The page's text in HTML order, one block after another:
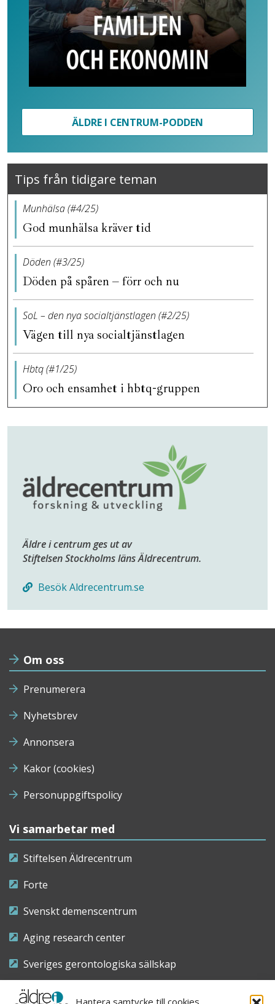
Hantera samtycke till cookies
ÄLDRE I CENTRUM-PODDEN
Tips från tidigare teman
Munhälsa (#4/25)
God munhälsa kräver tid
Döden (#3/25)
Döden på spåren – förr och nu
SoL – den nya socialtjänstlagen (#2/25)
Vägen till nya socialtjänstlagen
Hbtq (#1/25)
Oro och ensamhet i hbtq-gruppen
Äldre i centrum ges ut av
Stiftelsen Stockholms läns Äldrecentrum.
Besök Aldrecentrum.se
Om oss
Prenumerera
Nyhetsbrev
Annonsera
Kakor (cookies)
Personuppgiftspolicy
Vi samarbetar med
Stiftelsen Äldrecentrum
Forte
Svenskt demenscentrum
Aging research center
Sveriges gerontologiska sällskap
Riksföreningen för sjuksköterskor inom äldre- och